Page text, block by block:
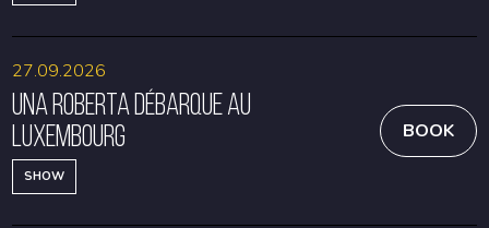
Una Roberta débarque au
Luxembourg
SHOW
27.09.2026
BOOK